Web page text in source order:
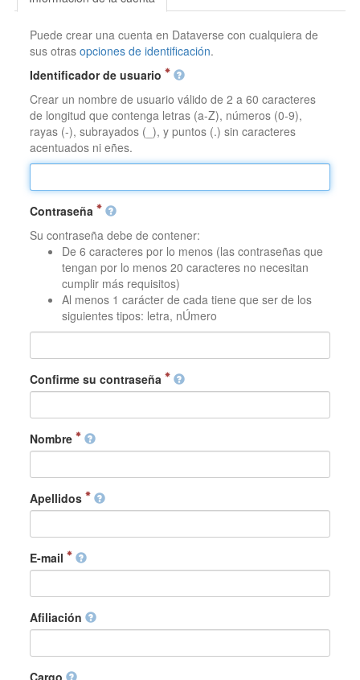
Puede crear una cuenta en Dataverse con cualquiera de
sus otrasopciones de identificación.
Identificador de usuario
Crear un nombre de usuario válido de 2 a 60 caracteres
de longitud que contenga letras (a-Z), números (0-9),
rayas (-), subrayados (_), y puntos (.) sin caracteres
acentuados ni eñes.
Contraseña
Su contraseña debe de contener:
De 6 caracteres por lo menos (las contraseñas que
tengan por lo menos 20 caracteres no necesitan
cumplir más requisitos)
Al menos 1 carácter de cada tiene que ser de los
siguientes tipos: letra, nÚmero
Confirme su contraseña
Nombre
Apellidos
E-mail
Afiliación
Cargo